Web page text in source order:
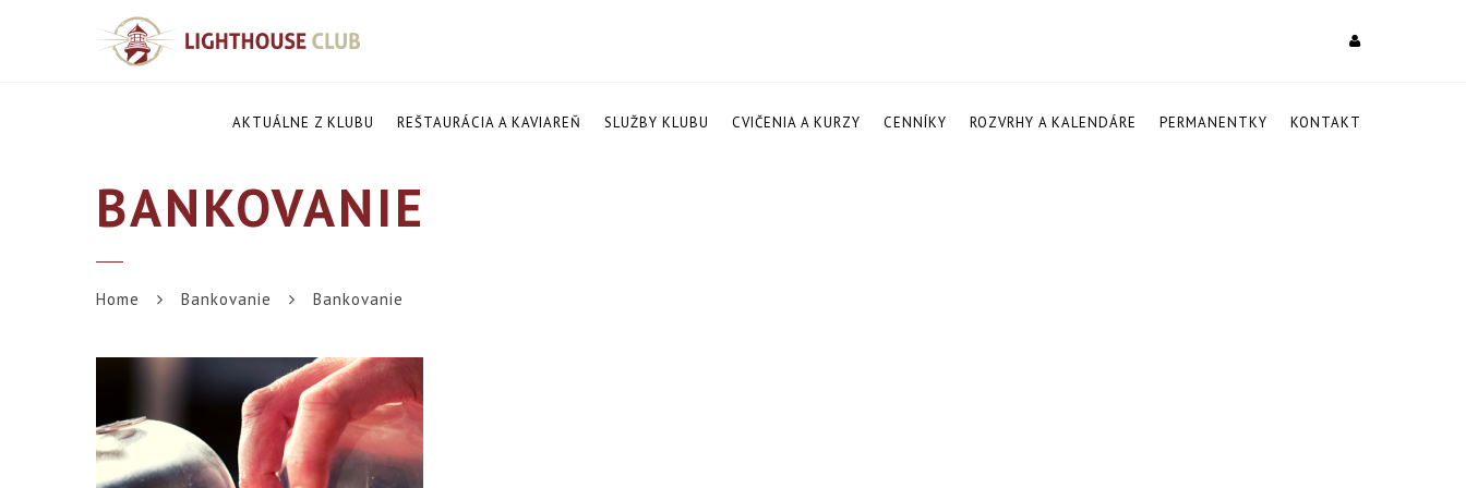
AKTUÁLNE Z KLUBU REŠTAURÁCIA A KAVIAREŇ SLUŽBY KLUBU CVIČENIA A KURZY CENNÍKY ROZVRHY A KALENDÁRE PERMANENTKY KONTAKT
BANKOVANIE
Home Bankovanie Bankovanie